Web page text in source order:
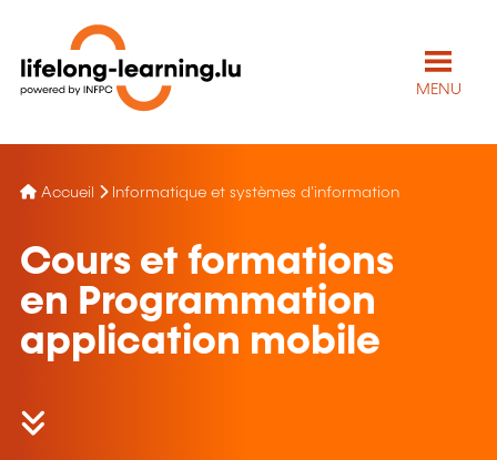
MENU
Accueil Informatique et systèmes d'information
Cours et formations
en Programmation
application mobile